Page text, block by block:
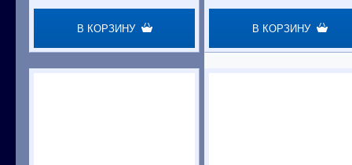
В КОРЗИНУ В КОРЗИНУ